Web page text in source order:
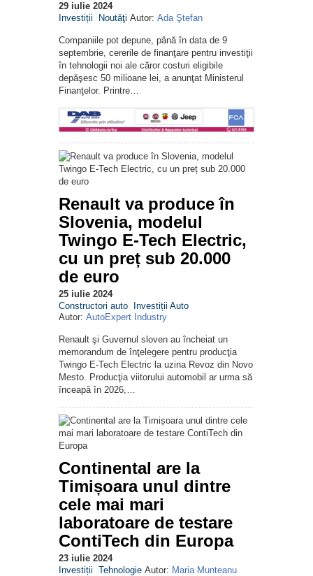
29 iulie 2024
Investiții
Noutăţi Autor: Ada Ştefan
Companiile pot depune, până în data de 9
septembrie, cererile de finanţare pentru investiţii
în tehnologii noi ale căror costuri eligibile
depăşesc 50 milioane lei, a anunţat Ministerul
Finanţelor. Printre…
Renault va produce în
Slovenia, modelul
Twingo E-Tech Electric,
cu un preț sub 20.000
de euro
25 iulie 2024
Constructori auto Investiții Auto
Autor: AutoExpert Industry
Renault şi Guvernul sloven au încheiat un
memorandum de înţelegere pentru producţia
Twingo E-Tech Electric la uzina Revoz din Novo
Mesto. Producţia viitorului automobil ar urma să
înceapă în 2026,…
Continental are la
Timișoara unul dintre
cele mai mari
laboratoare de testare
ContiTech din Europa
23 iulie 2024
Investiții Tehnologie Autor: Maria Munteanu